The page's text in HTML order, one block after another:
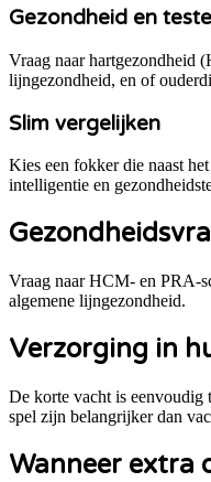
Gezondheid en
Vraag naar hartgezondheid
lijngezondheid, en of
Slim vergelijken
Kies een fokker die naast
intelligentie en
Vraag naar HCM- en PRA-
algemene lijngezondheid.
Verzorging in
De korte vacht is eenvoudig
spel zijn belangrijker dan
Wanneer extra